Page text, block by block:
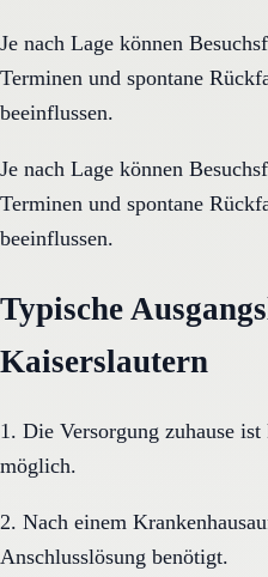
Je nach Lage können
Terminen und spontane
beeinflussen.
Je nach Lage können
Terminen und spontane
beeinflussen.
Typische
Kaiserslautern
1. Die Versorgung zuhause
möglich.
2. Nach einem
Anschlusslösung benötigt.